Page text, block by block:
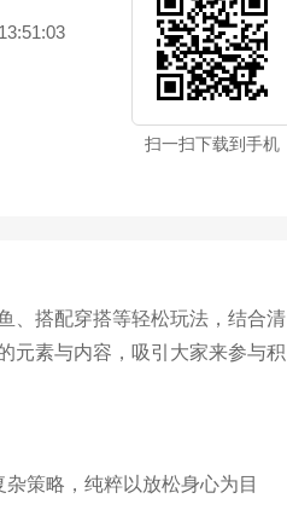
扫一扫下载到手机
、搭配穿搭等轻松玩法，结合清
元素与内容，吸引大家来参与积
策略，纯粹以放松身心为目